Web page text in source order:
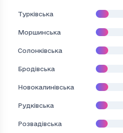
Турківська
Моршинська
Солонківська
Бродівська
Новокалинівська
Рудківська
Розвадівська